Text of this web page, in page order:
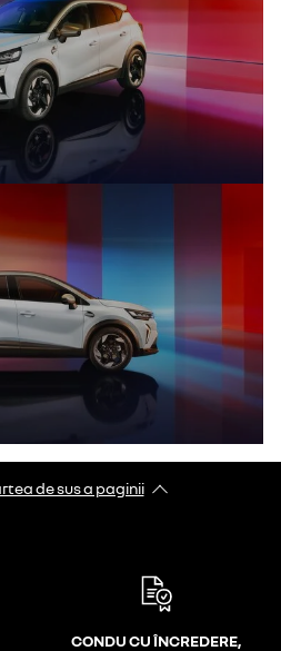
de sus a paginii
CONDU CU ÎNCREDERE,